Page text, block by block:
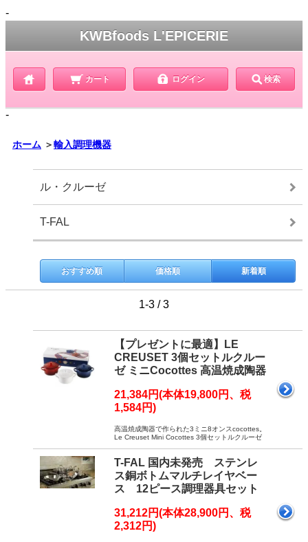
-
KWBfoods L'EPICERIE
カート ログイン 検索
-
ホーム ＞輸入調理機器
ル・クルーゼ
T-FAL
おすすめ順 価格順 新着順
1-3 / 3
【プレゼントに最適】LE
CREUSET 3個セットルクルー
ゼ ミニCocottes 高温焼成陶器
21,384円(本体19,800円、税
1,584円)
高温焼成陶器で作られた3ミニ8オンスcocottes。
Le Creuset Mini Cocottes 3個セットルクルーゼ
T-FAL 国内未発売 ステンレ
ス銅ボトムマルチレイヤベー
ス 12ピース調理器具セット
31,212円(本体28,900円、税
2,312円)